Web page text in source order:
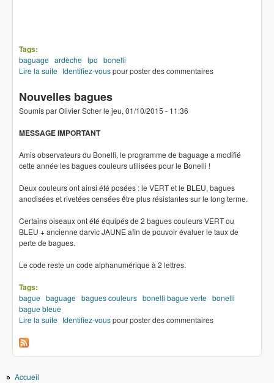
Tags:
baguage ardèche lpo bonelli
Lire la suite de Baguage en Ardèche
Identifiez-vouspour poster des commentaires
Nouvelles bagues
Soumis parOlivier Scherle jeu, 01/10/2015 - 11:36
MESSAGE IMPORTANT
Amis observateurs du Bonelli, le programme de baguage a modifié
cette année les bagues couleurs utilisées pour le Bonelli !
Deux couleurs ont ainsi été posées : le VERT et le BLEU, bagues
anodisées et rivetées censées être plus résistantes sur le long terme.
Certains oiseaux ont été équipés de 2 bagues couleurs VERT ou
BLEU + ancienne darvic JAUNE afin de pouvoir évaluer le taux de
perte de bagues.
Le code reste un code alphanumérique à 2 lettres.
Tags:
bague baguage bagues couleurs bonelli bague verte bonelli
bague bleue
Lire la suite de Nouvelles bagues
Identifiez-vouspour poster des commentaires
Accueil